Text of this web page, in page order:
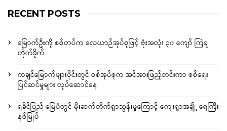
RECENT POSTS
မြောက်ဦးကို စစ်တပ်က လေယာဉ်အုပ်စုဖြင့် ဗုံးအလုံး ၃၀ ကျော် ကြဲချ
တိုက်ခိုက်
ကချင်မြောက်ဖျားပိုင်းတွင် စစ်အုပ်စုက အင်အားဖြည့်တင်းကာ စစ်ရေး
ပြင်ဆင်မှုများ လုပ်ဆောင်နေ
ရခိုင်ပြည် မြေပုံတွင် မိုးဆက်တိုက်ရွာသွန်းမှုကြောင့် ကျေးရွာအချို့ ရေကြီး
နစ်မြုပ်